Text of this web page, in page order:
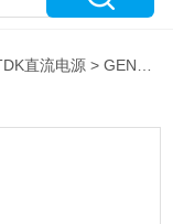
直流电源 > GEN6-100TDK机架式系统直流电源